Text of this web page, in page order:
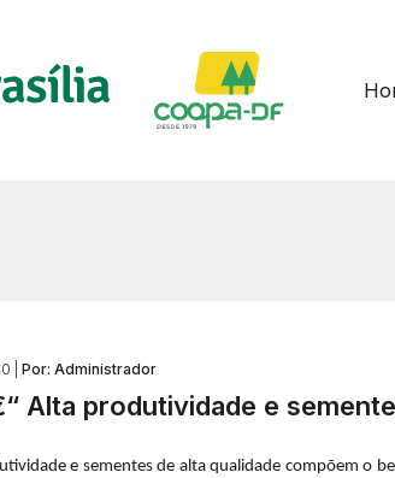
| Por: Administrador
Alta produtividade e
e sementes de alta qualidade compõem o